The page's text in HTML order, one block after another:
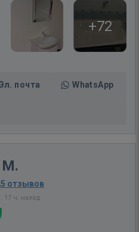
+72
почта WhatsApp
отзывов
17 ч. назад